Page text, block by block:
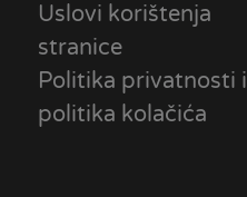
Uslovi korištenja
stranice
Politika privatnosti i
politika kolačića